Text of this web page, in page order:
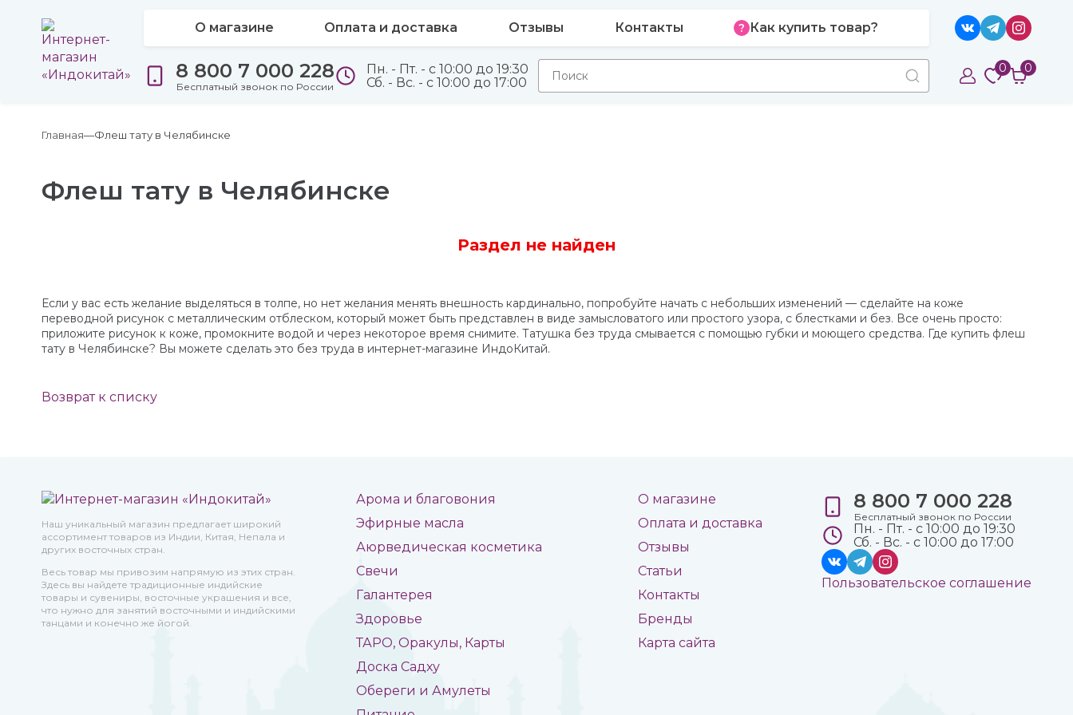
О магазине Оплата и доставка Отзывы Контакты Как купить товар?
8 800 7 000 228
Бесплатный звонок по России
Пн. - Пт. - с 10:00 до 19:30
Сб. - Вс. - с 10:00 до 17:00
0 0
Главная Флеш тату в Челябинске
Флеш тату в Челябинске
Раздел не найден
Если у вас есть желание выделяться в толпе, но нет желания менять внешность кардинально, попробуйте начать с небольших изменений — сделайте на коже
переводной рисунок с металлическим отблеском, который может быть представлен в виде замысловатого или простого узора, с блестками и без. Все очень просто:
приложите рисунок к коже, промокните водой и через некоторое время снимите. Татушка без труда смывается с помощью губки и моющего средства. Где купить флеш
тату в Челябинске? Вы можете сделать это без труда в интернет-магазине ИндоКитай.
Возврат к списку
Наш уникальный магазин предлагает широкий
ассортимент товаров из Индии, Китая, Непала и
других восточных стран.
Весь товар мы привозим напрямую из этих стран.
Здесь вы найдете традиционные индийские
товары и сувениры, восточные украшения и все,
что нужно для занятий восточными и индийскими
танцами и конечно же йогой.
Арома и благовония
Эфирные масла
Аюрведическая косметика
Свечи
Галантерея
Здоровье
ТАРО, Оракулы, Карты
Доска Садху
Обереги и Амулеты
О магазине
Оплата и доставка
Отзывы
Статьи
Контакты
Бренды
Карта сайта
8 800 7 000 228
Бесплатный звонок по России
Пн. - Пт. - с 10:00 до 19:30
Сб. - Вс. - с 10:00 до 17:00
Пользовательское соглашение